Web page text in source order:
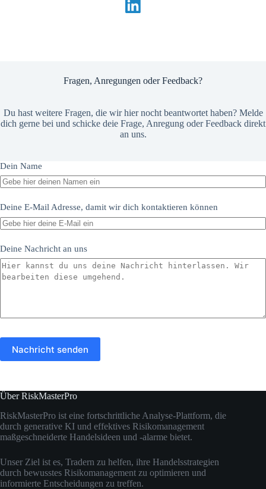
Fragen, Anregungen oder Feedback?
Du hast weitere Fragen, die wir hier nocht beantwortet haben? Melde
dich gerne bei und schicke deie Frage, Anregung oder Feedback direkt
an uns.
Dein Name
Deine E-Mail Adresse, damit wir dich kontaktieren können
Deine Nachricht an uns
Nachricht senden
Über RiskMasterPro
RiskMasterPro ist eine fortschrittliche Analyse-Plattform, die
durch generative KI und effektives Risikomanagement
maßgeschneiderte Handelsideen und -alarme bietet.
Unser Ziel ist es, Tradern zu helfen, ihre Handelsstrategien
durch bewusstes Risikomanagement zu optimieren und
informierte Entscheidungen zu treffen.